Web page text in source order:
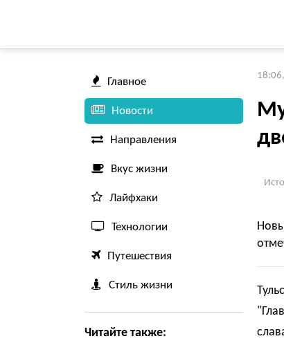
Главное
Новости
Направления
Вкус жизни
Лайфхаки
Технологии
Путешествия
Стиль жизни
Читайте также: